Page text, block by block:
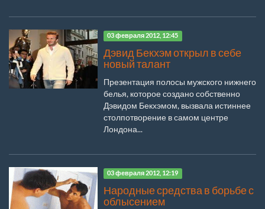
03 февраля 2012, 12:45
Дэвид Бекхэм открыл в себе
новый талант
Презентация полосы мужского нижнего
белья, которое создано собственно
Дэвидом Бекхэмом, вызвала истиннее
столпотворение в самом центре
Лондона...
03 февраля 2012, 12:19
Народные средства в борьбе с
облысением